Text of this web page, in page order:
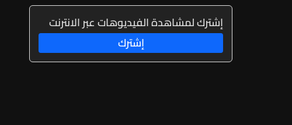
إشترك لمشاهدة الفيديوهات عبر الانترنت
إشترك